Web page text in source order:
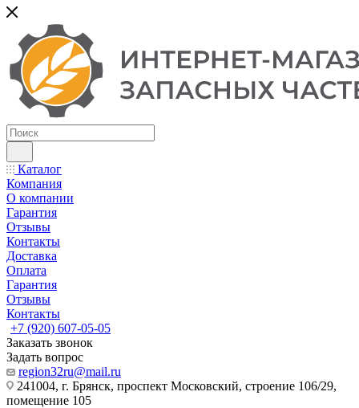
Каталог
Компания
О компании
Гарантия
Отзывы
Контакты
Доставка
Оплата
Гарантия
Отзывы
Контакты
+7 (920) 607-05-05
Заказать звонок
Задать вопрос
region32ru@mail.ru
241004, г. Брянск, проспект Московский, строение 106/29,
помещение 105